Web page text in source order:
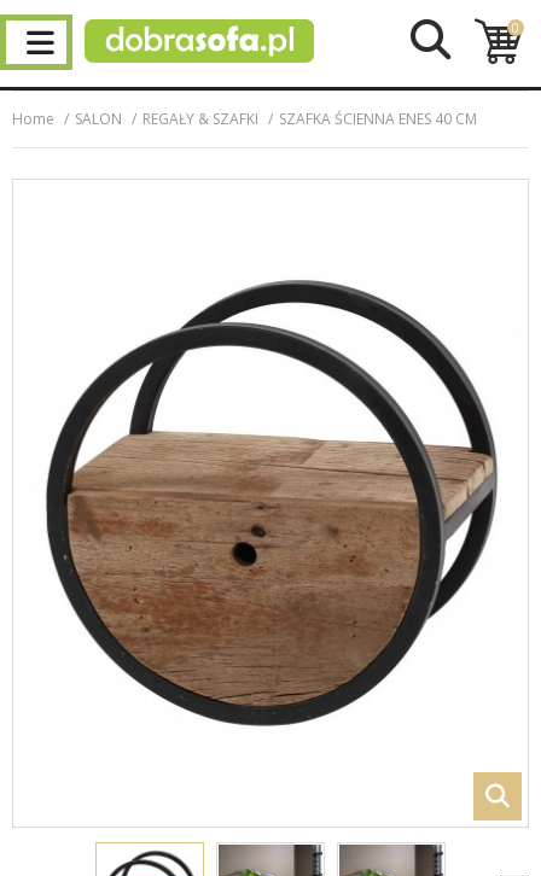
0
Home SALON REGAŁY & SZAFKI SZAFKA ŚCIENNA ENES 40 CM